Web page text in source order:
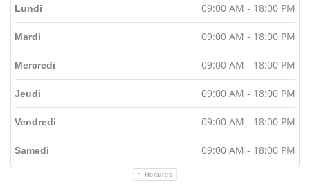
Horaires
Lundi 09:00 AM - 18:00 PM
Mardi 09:00 AM - 18:00 PM
Mercredi 09:00 AM - 18:00 PM
Jeudi 09:00 AM - 18:00 PM
Vendredi 09:00 AM - 18:00 PM
Samedi 09:00 AM - 18:00 PM